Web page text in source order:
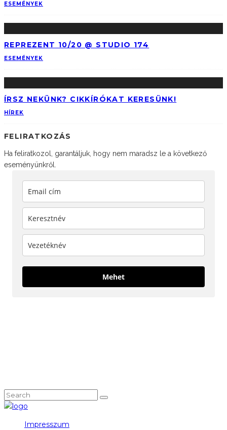
ESEMÉNYEK
REPREZENT 10/20 @ STUDIO 174
ESEMÉNYEK
ÍRSZ NEKÜNK? CIKKÍRÓKAT KERESÜNK!
HÍREK
FELIRATKOZÁS
Ha feliratkozol, garantáljuk, hogy nem maradsz le a következő
eseményünkről.
Mehet
Impresszum